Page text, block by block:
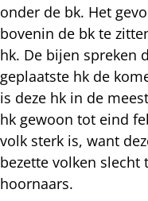
onder de bk. Het
bovenin de bk te
hk. De bijen spreken
geplaatste hk de
is deze hk in de
hk gewoon tot eind
volk sterk is, want
bezette volken slecht
hoornaars.